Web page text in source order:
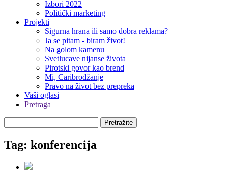
Izbori 2022
Politički marketing
Projekti
Sigurna hrana ili samo dobra reklama?
Ja se pitam - biram život!
Na golom kamenu
Svetlucave nijanse života
Pirotski govor kao brend
Mi, Caribrodžanje
Pravo na život bez prepreka
Vaši oglasi
Pretraga
Pretražite
Tag: konferencija